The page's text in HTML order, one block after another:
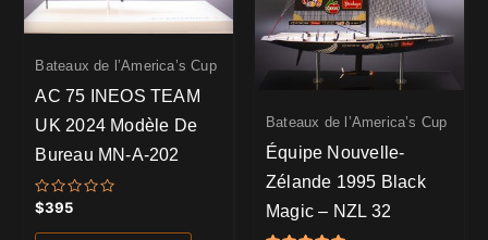
Bateaux de l’America’s Cup
AC 75 INEOS TEAM
UK 2024 Modèle De
Bureau MN-A-202
Note
0
sur
$395
Bateaux de l’America’s Cup
Équipe Nouvelle-
Zélande 1995 Black
Magic – NZL 32